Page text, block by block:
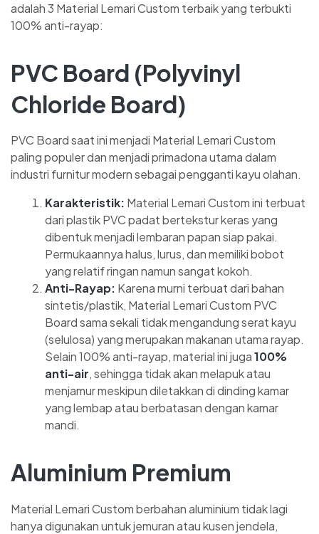
adalah 3 Material Lemari Custom terbaik yang terbukti
100% anti-rayap:
PVC Board (Polyvinyl
Chloride Board)
PVC Board saat ini menjadi Material Lemari Custom
paling populer dan menjadi primadona utama dalam
industri furnitur modern sebagai pengganti kayu olahan.
Karakteristik: Material Lemari Custom ini terbuat
dari plastik PVC padat bertekstur keras yang
dibentuk menjadi lembaran papan siap pakai.
Permukaannya halus, lurus, dan memiliki bobot
yang relatif ringan namun sangat kokoh.
Anti-Rayap: Karena murni terbuat dari bahan
sintetis/plastik, Material Lemari Custom PVC
Board sama sekali tidak mengandung serat kayu
(selulosa) yang merupakan makanan utama rayap.
Selain 100% anti-rayap, material ini juga100%
anti-air, sehingga tidak akan melapuk atau
menjamur meskipun diletakkan di dinding kamar
yang lembap atau berbatasan dengan kamar
mandi.
Aluminium Premium
Material Lemari Custom berbahan aluminium tidak lagi
hanya digunakan untuk jemuran atau kusen jendela,